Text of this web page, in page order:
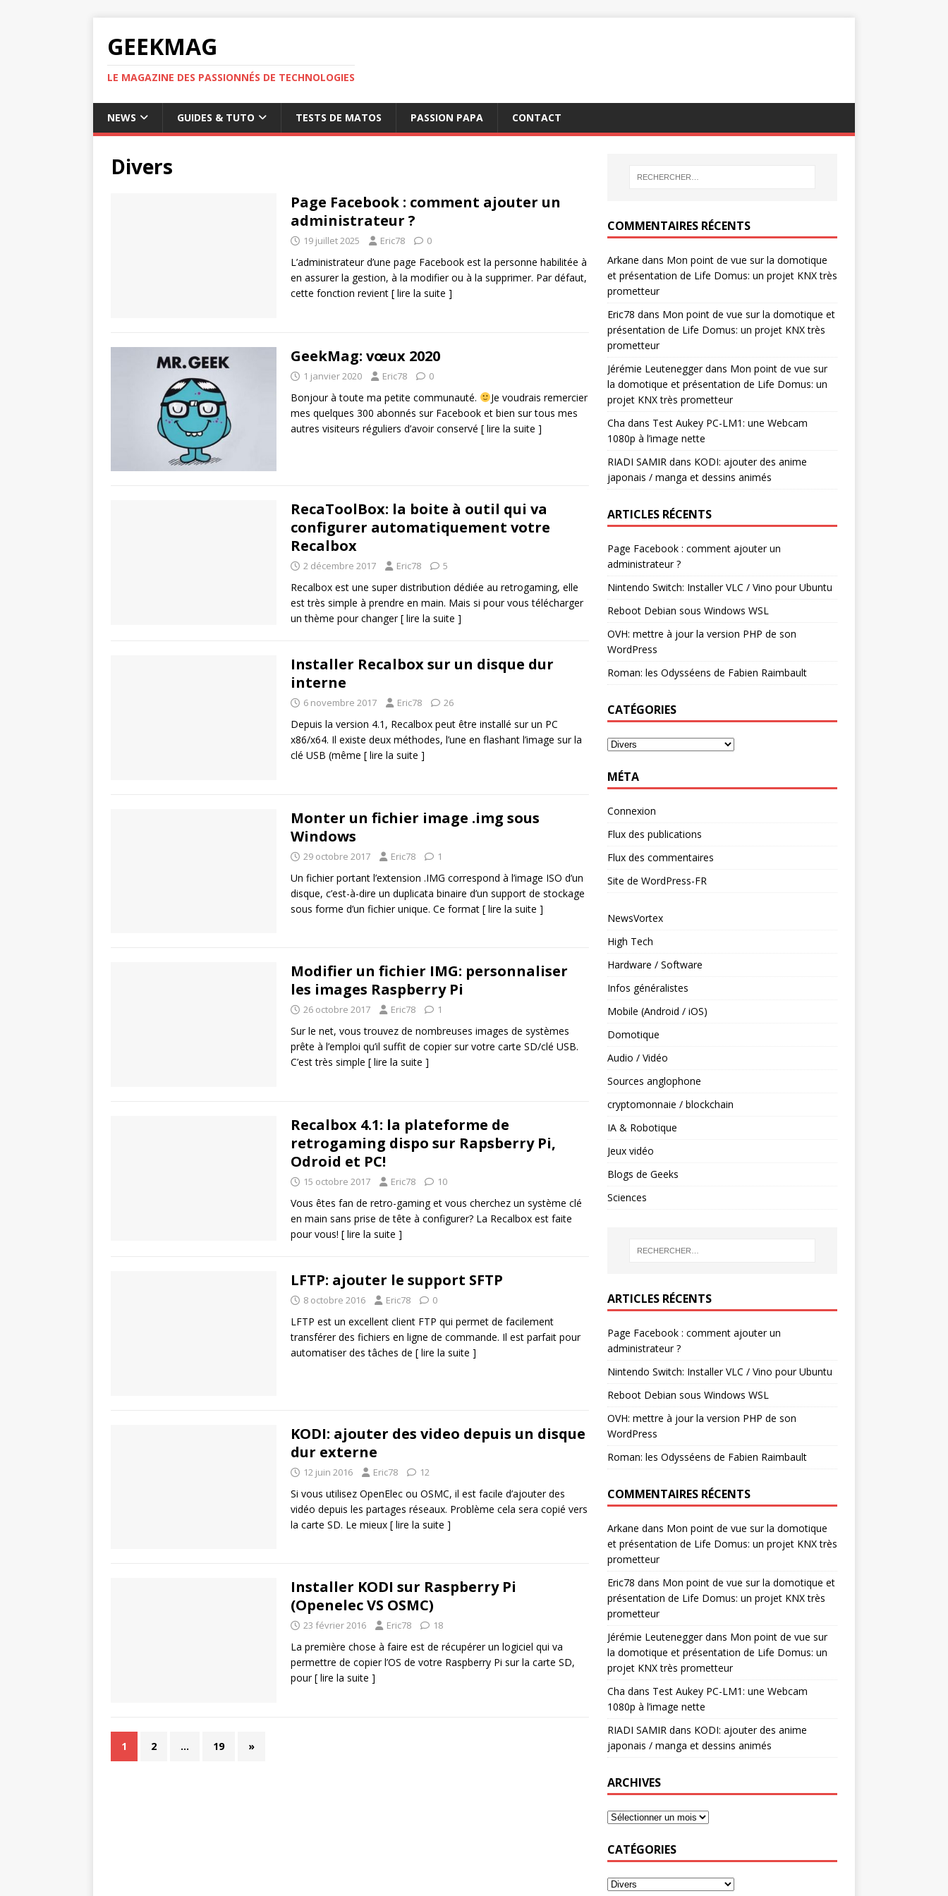
GEEKMAG
LE MAGAZINE DES PASSIONNÉS DE TECHNOLOGIES
NEWS GUIDES & TUTO TESTS DE MATOS PASSION PAPA CONTACT
Divers
Page Facebook : comment ajouter un
administrateur ?
19 juillet 2025 Eric78 0
L’administrateur d’une page Facebook est la personne habilitée à
en assurer la gestion, à la modifier ou à la supprimer. Par défaut,
cette fonction revient [ lire la suite ]
GeekMag: vœux 2020
1 janvier 2020 Eric78 0
Bonjour à toute ma petite communauté.
Je voudrais remercier
mes quelques 300 abonnés sur Facebook et bien sur tous mes
autres visiteurs réguliers d’avoir conservé [ lire la suite ]
RecaToolBox: la boite à outil qui va
configurer automatiquement votre
Recalbox
2 décembre 2017 Eric78 5
Recalbox est une super distribution dédiée au retrogaming, elle
est très simple à prendre en main. Mais si pour vous télécharger
un thème pour changer[ lire la suite ]
Installer Recalbox sur un disque dur
interne
6 novembre 2017 Eric78 26
Depuis la version 4.1, Recalbox peut être installé sur un PC
x86/x64. Il existe deux méthodes, l’une en flashant l’image sur la
clé USB (même [ lire la suite ]
Monter un fichier image .img sous
Windows
29 octobre 2017 Eric78 1
Un fichier portant l’extension .IMG correspond à l’image ISO d’un
disque, c’est-à-dire un duplicata binaire d’un support de stockage
sous forme d’un fichier unique. Ce format [ lire la suite ]
Modifier un fichier IMG: personnaliser
les images Raspberry Pi
26 octobre 2017 Eric78 1
Sur le net, vous trouvez de nombreuses images de systèmes
prête à l’emploi qu’il suffit de copier sur votre carte SD/clé USB.
C’est très simple [ lire la suite ]
Recalbox 4.1: la plateforme de
retrogaming dispo sur Rapsberry Pi,
Odroid et PC!
15 octobre 2017 Eric78 10
Vous êtes fan de retro-gaming et vous cherchez un système clé
en main sans prise de tête à configurer? La Recalbox est faite
pour vous! [ lire la suite ]
LFTP: ajouter le support SFTP
8 octobre 2016 Eric78 0
LFTP est un excellent client FTP qui permet de facilement
transférer des fichiers en ligne de commande. Il est parfait pour
automatiser des tâches de [ lire la suite ]
KODI: ajouter des video depuis un disque
dur externe
12 juin 2016 Eric78 12
Si vous utilisez OpenElec ou OSMC, il est facile d’ajouter des
vidéo depuis les partages réseaux. Problème cela sera copié vers
la carte SD. Le mieux [ lire la suite ]
Installer KODI sur Raspberry Pi
(Openelec VS OSMC)
23 février 2016 Eric78 18
La première chose à faire est de récupérer un logiciel qui va
permettre de copier l’OS de votre Raspberry Pi sur la carte SD,
pour[ lire la suite ]
1 2 … 19 »
COMMENTAIRES RÉCENTS
Arkane dans Mon point de vue sur la domotique
et présentation de Life Domus: un projet KNX très
prometteur
Eric78 dans Mon point de vue sur la domotique et
présentation de Life Domus: un projet KNX très
prometteur
Jérémie Leuteneggerdans Mon point de vue sur
la domotique et présentation de Life Domus: un
projet KNX très prometteur
Cha dans Test Aukey PC-LM1: une Webcam
1080p à l’image nette
RIADI SAMIR dans KODI: ajouter des anime
japonais / manga et dessins animés
ARTICLES RÉCENTS
Page Facebook : comment ajouter un
administrateur ?
Nintendo Switch: Installer VLC / Vino pour Ubuntu
Reboot Debian sous Windows WSL
OVH: mettre à jour la version PHP de son
WordPress
Roman: les Odysséens de Fabien Raimbault
CATÉGORIES
MÉTA
Connexion
Flux des publications
Flux des commentaires
Site de WordPress-FR
NewsVortex
High Tech
Hardware / Software
Infos généralistes
Mobile (Android / iOS)
Domotique
Audio / Vidéo
Sources anglophone
cryptomonnaie / blockchain
IA & Robotique
Jeux vidéo
Blogs de Geeks
Sciences
ARTICLES RÉCENTS
Page Facebook : comment ajouter un
administrateur ?
Nintendo Switch: Installer VLC / Vino pour Ubuntu
Reboot Debian sous Windows WSL
OVH: mettre à jour la version PHP de son
WordPress
Roman: les Odysséens de Fabien Raimbault
COMMENTAIRES RÉCENTS
Arkane dans Mon point de vue sur la domotique
et présentation de Life Domus: un projet KNX très
prometteur
Eric78 dans Mon point de vue sur la domotique et
présentation de Life Domus: un projet KNX très
prometteur
Jérémie Leuteneggerdans Mon point de vue sur
la domotique et présentation de Life Domus: un
projet KNX très prometteur
Cha dans Test Aukey PC-LM1: une Webcam
1080p à l’image nette
RIADI SAMIRdans KODI: ajouter des anime
japonais / manga et dessins animés
ARCHIVES
CATÉGORIES